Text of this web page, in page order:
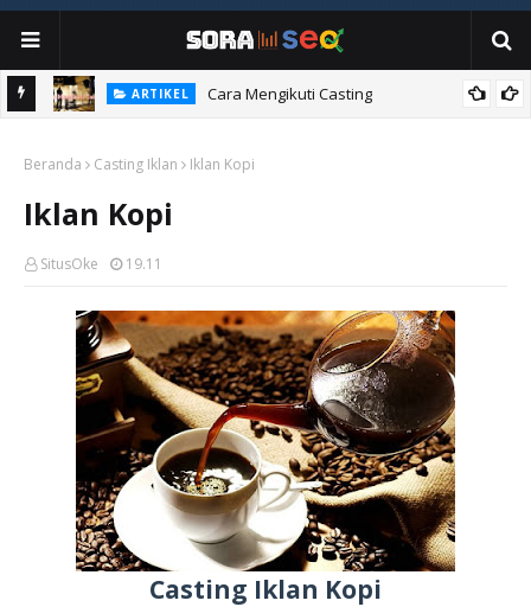
ARTIKEL Cara Mengikuti Casting
Beranda Casting Iklan Iklan Kopi
Iklan Kopi
SitusOke 19.11
Casting Iklan Kopi